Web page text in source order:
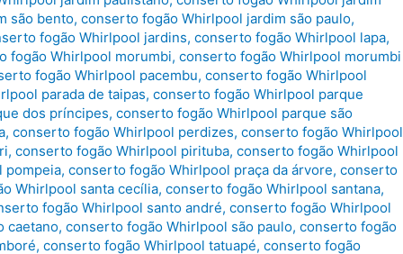
são bento, conserto fogão Whirlpool jardim são paulo,
fogão Whirlpool jardins, conserto fogão Whirlpool lapa,
fogão Whirlpool morumbi, conserto fogão Whirlpool morumbi
fogão Whirlpool pacembu, conserto fogão Whirlpool
parada de taipas, conserto fogão Whirlpool parque
dos príncipes, conserto fogão Whirlpool parque são
, conserto fogão Whirlpool perdizes, conserto fogão Whirlpool
, conserto fogão Whirlpool pirituba, conserto fogão Whirlpool
pompeia, conserto fogão Whirlpool praça da árvore, conserto
Whirlpool santa cecília, conserto fogão Whirlpool santana,
fogão Whirlpool santo andré, conserto fogão Whirlpool
caetano, conserto fogão Whirlpool são paulo, conserto fogão
, conserto fogão Whirlpool tatuapé, conserto fogão